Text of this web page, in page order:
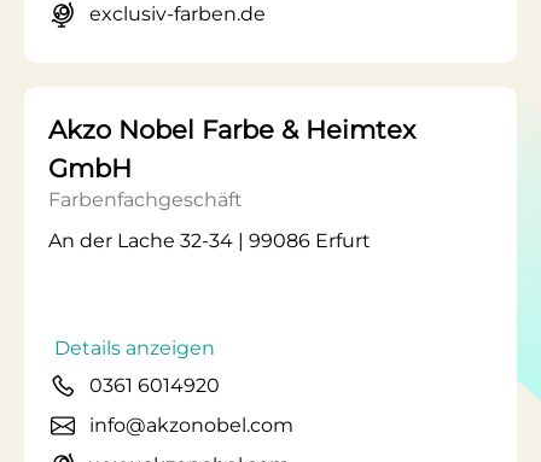
exclusiv-farben.de
Akzo Nobel Farbe & Heimtex
GmbH
Farbenfachgeschäft
An der Lache 32-34 | 99086 Erfurt
Details anzeigen
0361 6014920
info@akzonobel.com